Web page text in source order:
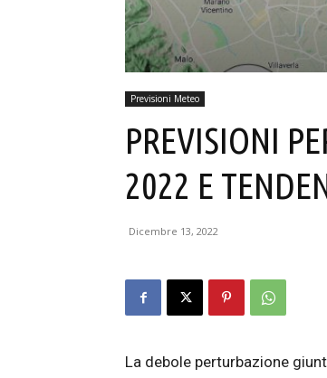
Previsioni Meteo
PREVISIONI
2022 E
Dicembre 13, 2022
La debole perturbazione